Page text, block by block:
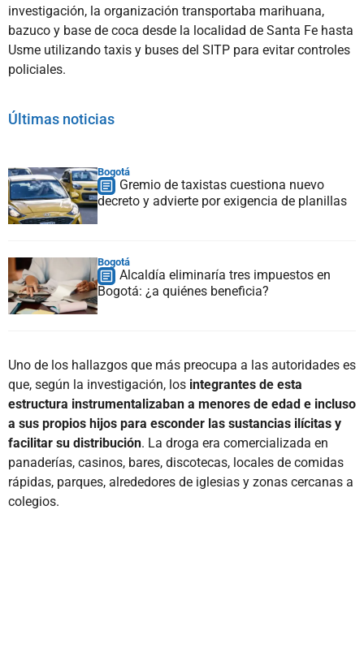
investigación, la organización transportaba marihuana,
bazuco y base de coca desde la localidad de Santa Fe hasta
Usme utilizando taxis y buses del SITP para evitar controles
policiales.
Últimas noticias
Bogotá
Gremio de taxistas cuestiona nuevo
decreto y advierte por exigencia de planillas
Bogotá
Alcaldía eliminaría tres impuestos en
Bogotá: ¿a quiénes beneficia?
Uno de los hallazgos que más preocupa a las autoridades es
que, según la investigación, los integrantes de esta
estructura instrumentalizaban a menores de edad e incluso
a sus propios hijos para esconder las sustancias ilícitas y
facilitar su distribución. La droga era comercializada en
panaderías, casinos, bares, discotecas, locales de comidas
rápidas, parques, alrededores de iglesias y zonas cercanas a
colegios.